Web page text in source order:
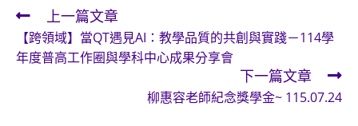
Read
more
articles
上一篇文章
【跨領域】當QT遇見AI：教學品質的共創與實踐－114學
年度普高工作圈與學科中心成果分享會
下一篇文章
柳惠容老師紀念獎學金~ 115.07.24